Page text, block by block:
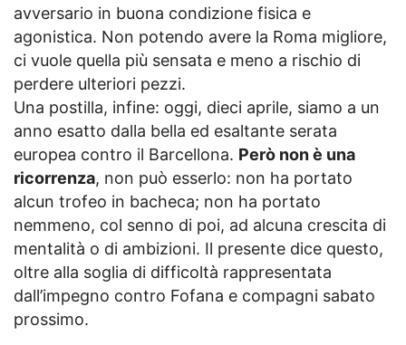
avversario in buona condizione fisica e
agonistica. Non potendo avere la Roma migliore,
ci vuole quella più sensata e meno a rischio di
perdere ulteriori pezzi.
Una postilla, infine: oggi, dieci aprile, siamo a un
anno esatto dalla bella ed esaltante serata
europea contro il Barcellona. Però non è una
ricorrenza, non può esserlo: non ha portato
alcun trofeo in bacheca; non ha portato
nemmeno, col senno di poi, ad alcuna crescita di
mentalità o di ambizioni. Il presente dice questo,
oltre alla soglia di difficoltà rappresentata
dall’impegno contro Fofana e compagni sabato
prossimo.